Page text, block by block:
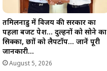
तमिलनाडु में विजय की सरकार का
पहला बजट पेश… दुल्हनों को सोने का
सिक्का, छात्रों को लैपटॉप… जानें पूरी
जानकारी…
August 5, 2026